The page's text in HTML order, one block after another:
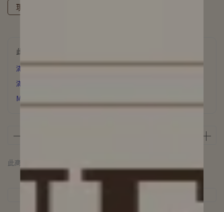
現貨
此商品參與的優惠活動
滿6000元 贈 氣質飾品
滿3500元贈 星辰誓約項鍊
MUFAN浪漫花園香氛片下單即贈
此商品 「 最高 」可以折抵紅利